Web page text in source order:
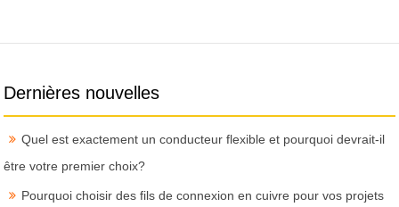
Dernières nouvelles
Quel est exactement un conducteur flexible et pourquoi devrait-il
être votre premier choix?
Pourquoi choisir des fils de connexion en cuivre pour vos projets